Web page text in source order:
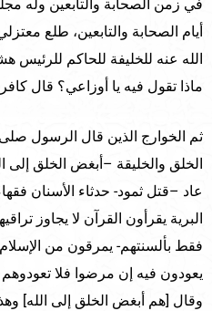
في زمن الصحابة والتابعين وله
أيام الصحابة والتابعين، طلع
الله عنه للخليفة للحاكم للرئيس
ماذا تقول فيه يا أوزاعي؟ قال
ثم الخوارج الذين قال الرسول
الخلق والخليقة –أبغض الخلق إلى
عاد –قتل ثمود- حدثاء الأسنان
البرية يقرأون القرآن لا يجاوز
فقط بألسنتهم- يمرقون من
يعودون فيه إن مرضوا فلا تعودوهم
وقال [هم أبغض الخلق إلى الله]